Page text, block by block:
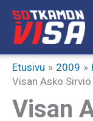
Siirry
sisältöön
Etusivu 2009
Visan Asko
Visan